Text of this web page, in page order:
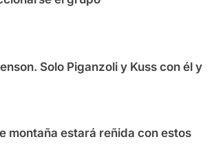
Solo Piganzoli y Kuss con él y
montaña estará reñida con estos